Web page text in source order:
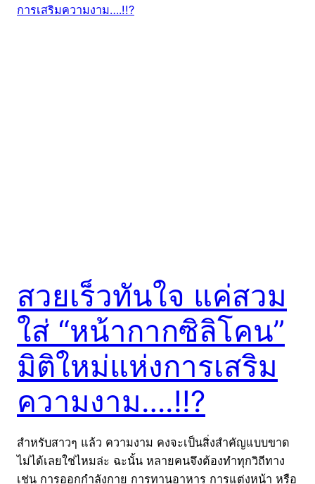
สวยเร็วทันใจ แค่สวม
ใส่ “หน้ากากซิลิโคน”
มิติใหม่แห่งการเสริม
ความงาม….!!?
สำหรับสาวๆ แล้ว ความงาม คงจะเป็นสิ่งสำคัญแบบขาด
ไม่ได้เลยใช่ไหมล่ะ ฉะนั้น หลายคนจึงต้องทำทุกวิถีทาง
เช่น การออกกำลังกาย การทานอาหาร การแต่งหน้า หรือ